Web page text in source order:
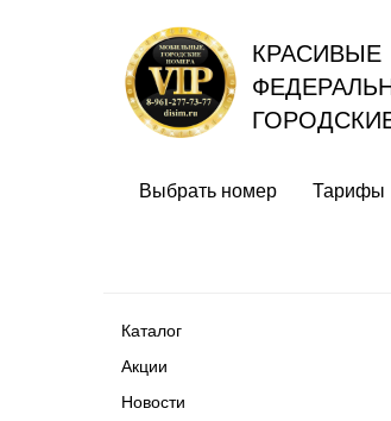
КРАСИВЫЕ
Выбрать номер Тарифы
Каталог
Акции
Новости